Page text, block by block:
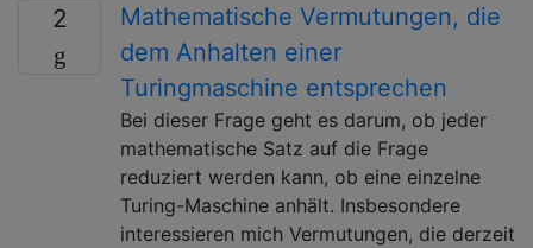
2
Mathematische Vermutungen, die
dem Anhalten einer
Turingmaschine entsprechen
Bei dieser Frage geht es darum, ob jeder
mathematische Satz auf die Frage
reduziert werden kann, ob eine einzelne
Turing-Maschine anhält. Insbesondere
interessieren mich Vermutungen, die derzeit